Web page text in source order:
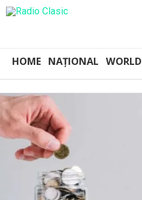
HOME NAȚIONAL WORLD